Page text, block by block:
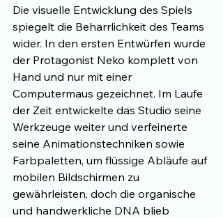
Die visuelle Entwicklung des Spiels
spiegelt die Beharrlichkeit des Teams
wider. In den ersten Entwürfen wurde
der Protagonist Neko komplett von
Hand und nur mit einer
Computermaus gezeichnet. Im Laufe
der Zeit entwickelte das Studio seine
Werkzeuge weiter und verfeinerte
seine Animationstechniken sowie
Farbpaletten, um flüssige Abläufe auf
mobilen Bildschirmen zu
gewährleisten, doch die organische
und handwerkliche DNA blieb